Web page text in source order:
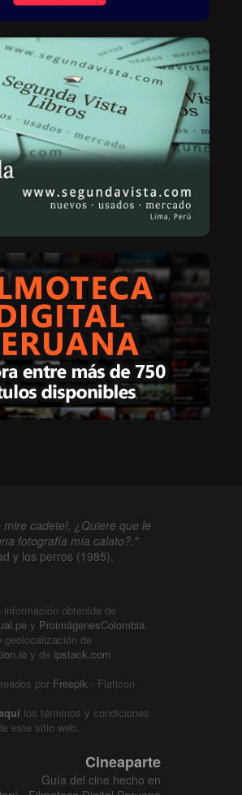
mire cadete!, ¿Quiere que le
fotografía mía calato?."
y los perros (1985).
información obtenida de
y ProimágenesColombia.
geolocalización de
y de ipstack.com
por Freepik - Flaticon
los términos y condiciones
este sitio web.
Cineaparte
Guía del cine hecho en